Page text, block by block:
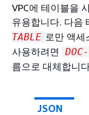
VPC에 테이블을
유용합니다. 다음
TABLE 로만 액
사용하려면
름으로 대체합니
JSON